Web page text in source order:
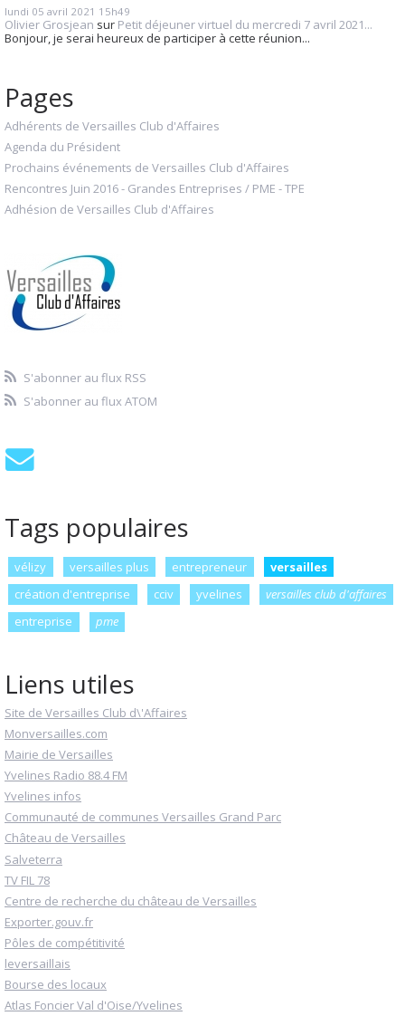
lundi 05 avril 2021 15h49
Olivier Grosjean sur Petit déjeuner virtuel du mercredi 7 avril 2021...
Bonjour, je serai heureux de participer à cette réunion...
Pages
Adhérents de Versailles Club d'Affaires
Agenda du Président
Prochains événements de Versailles Club d'Affaires
Rencontres Juin 2016 - Grandes Entreprises / PME - TPE
Adhésion de Versailles Club d'Affaires
S'abonner au flux RSS
S'abonner au flux ATOM
Tags populaires
vélizy versailles plus entrepreneur
versailles
création d'entreprise
cciv yvelines
versailles club d'affaires
entreprise
pme
Liens utiles
Site de Versailles Club d\'Affaires
Monversailles.com
Mairie de Versailles
Yvelines Radio 88.4 FM
Yvelines infos
Communauté de communes Versailles Grand Parc
Château de Versailles
Salveterra
TV FIL 78
Centre de recherche du château de Versailles
Exporter.gouv.fr
Pôles de compétitivité
leversaillais
Bourse des locaux
Atlas Foncier Val d'Oise/Yvelines